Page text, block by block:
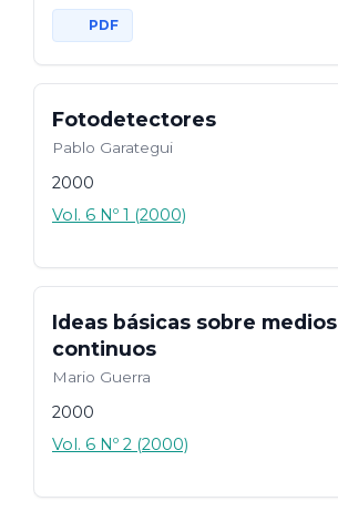
PDF
2000
Fotodetectores
Pablo Garategui
Vol. 6 Nº 1 (2000)
2000
Ideas básicas sobre medios
continuos
Mario Guerra
Vol. 6 Nº 2 (2000)